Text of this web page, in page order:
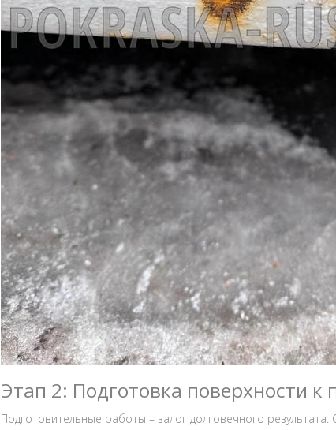
Этап 2: Подготовка поверхности к
Подготовительные работы – залог долговечного